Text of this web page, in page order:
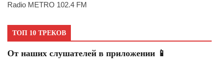
Radio METRO 102.4 FM
ТОП 10 ТРЕКОВ
От наших слушателей в приложении 📱